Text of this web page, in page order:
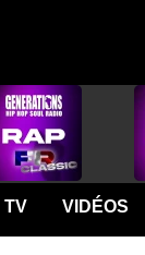
TV VIDÉOS